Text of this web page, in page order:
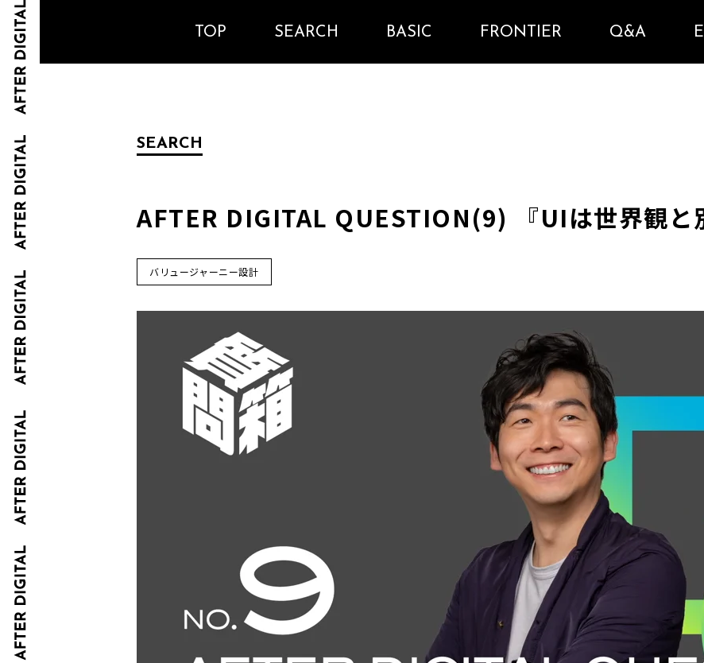
TOP SEARCH BASIC FRONTIER Q&A
SEARCH
AFTER DIGITAL QUESTION(9) 『UIは世界観と
バリュージャーニー設計